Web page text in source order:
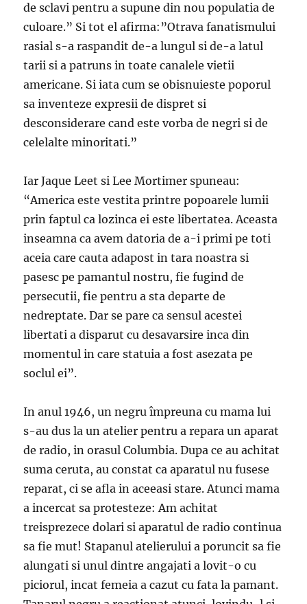
de sclavi pentru a supune din nou populatia de
culoare.” Si tot el afirma:”Otrava fanatismului
rasial s-a raspandit de-a lungul si de-a latul
tarii si a patruns in toate canalele vietii
americane. Si iata cum se obisnuieste poporul
sa inventeze expresii de dispret si
desconsiderare cand este vorba de negri si de
celelalte minoritati.”
Iar Jaque Leet si Lee Mortimer spuneau:
“America este vestita printre popoarele lumii
prin faptul ca lozinca ei este libertatea. Aceasta
inseamna ca avem datoria de a-i primi pe toti
aceia care cauta adapost in tara noastra si
pasesc pe pamantul nostru, fie fugind de
persecutii, fie pentru a sta departe de
nedreptate. Dar se pare ca sensul acestei
libertati a disparut cu desavarsire inca din
momentul in care statuia a fost asezata pe
soclul ei”.
In anul 1946, un negru împreuna cu mama lui
s-au dus la un atelier pentru a repara un aparat
de radio, in orasul Columbia. Dupa ce au achitat
suma ceruta, au constat ca aparatul nu fusese
reparat, ci se afla in aceeasi stare. Atunci mama
a incercat sa protesteze: Am achitat
treisprezece dolari si aparatul de radio continua
sa fie mut! Stapanul atelierului a poruncit sa fie
alungati si unul dintre angajati a lovit-o cu
piciorul, incat femeia a cazut cu fata la pamant.